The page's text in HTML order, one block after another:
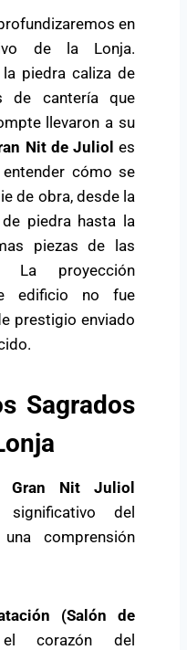
en
de la Lonja.
piedra caliza de
de cantería que
llevaron a su
Nit de Juliol es
cómo se
de obra, desde la
piedra hasta la
piezas de las
La proyección
edificio no fue
prestigio enviado
Sagrados
Gran Nit Juliol
del
comprensión
(Salón de
corazón del